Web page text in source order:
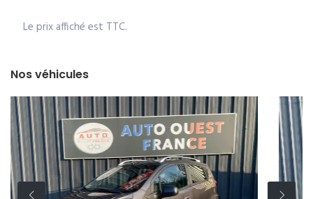
Le prix affiché est TTC.
Nos véhicules